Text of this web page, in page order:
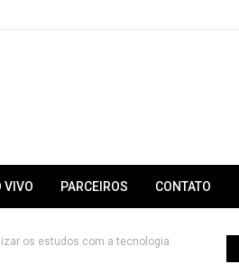
VIVO PARCEIROS CONTATO
os estudos com a tecnologia